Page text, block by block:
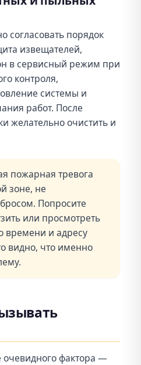
согласовать порядок
извещателей,
в сервисный режим при
контроля,
системы и
работ. После
желательно очистить и
пожарная тревога
зоне, не
Попросите
или просмотреть
времени и адресу
видно, что именно
очевидного фактора —